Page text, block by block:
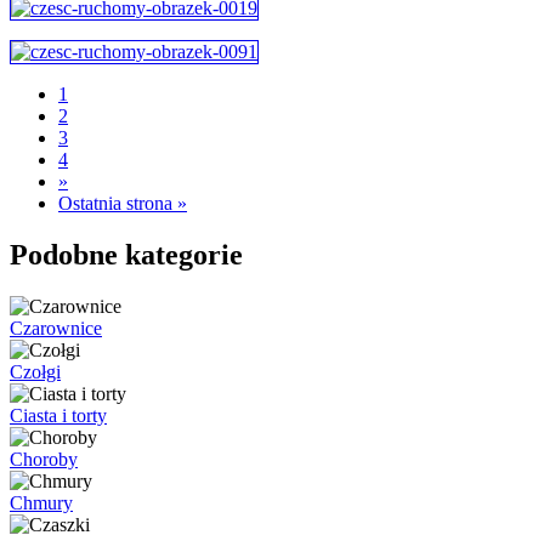
1
2
3
4
»
Ostatnia strona »
Podobne kategorie
Czarownice
Czołgi
Ciasta i torty
Choroby
Chmury